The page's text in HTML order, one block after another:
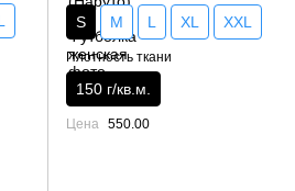
S M L XL XXL
Плотность ткани
150 г/кв.м.
Цена 550.00